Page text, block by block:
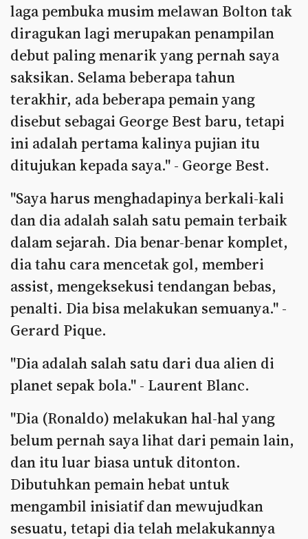
laga pembuka musim melawan Bolton tak
diragukan lagi merupakan penampilan
debut paling menarik yang pernah saya
saksikan. Selama beberapa tahun
terakhir, ada beberapa pemain yang
disebut sebagai George Best baru, tetapi
ini adalah pertama kalinya pujian itu
ditujukan kepada saya." - George Best.
"Saya harus menghadapinya berkali-kali
dan dia adalah salah satu pemain terbaik
dalam sejarah. Dia benar-benar komplet,
dia tahu cara mencetak gol, memberi
assist, mengeksekusi tendangan bebas,
penalti. Dia bisa melakukan semuanya." -
Gerard Pique.
"Dia adalah salah satu dari dua alien di
planet sepak bola." - Laurent Blanc.
"Dia (Ronaldo) melakukan hal-hal yang
belum pernah saya lihat dari pemain lain,
dan itu luar biasa untuk ditonton.
Dibutuhkan pemain hebat untuk
mengambil inisiatif dan mewujudkan
sesuatu, tetapi dia telah melakukannya